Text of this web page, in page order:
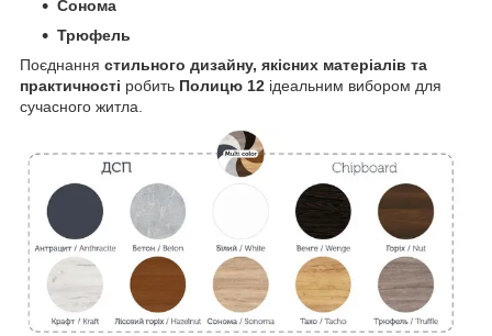
Сонома
Трюфель
Поєднання стильного дизайну, якісних матеріалів та
практичності робить Полицю 12 ідеальним вибором для
сучасного житла.